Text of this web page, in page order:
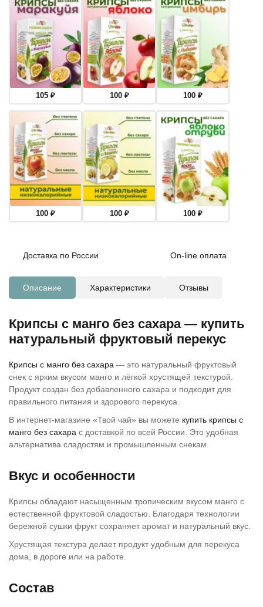
105₽ 100 ₽ 100 ₽
100₽ 100 ₽ 100 ₽
Доставка по России On-line оплата
Описание Характеристики Отзывы
Крипсы с манго без сахара — купить
натуральный фруктовый перекус
Крипсы с манго без сахара — это натуральный фруктовый
снек с ярким вкусом манго и лёгкой хрустящей текстурой.
Продукт создан без добавленного сахара и подходит для
правильного питания и здорового перекуса.
В интернет-магазине «Твой чай» вы можете купить крипсы с
манго без сахара с доставкой по всей России. Это удобная
альтернатива сладостям и промышленным снекам.
Вкус и особенности
Крипсы обладают насыщенным тропическим вкусом манго с
естественной фруктовой сладостью. Благодаря технологии
бережной сушки фрукт сохраняет аромат и натуральный вкус.
Хрустящая текстура делает продукт удобным для перекуса
дома, в дороге или на работе.
Состав